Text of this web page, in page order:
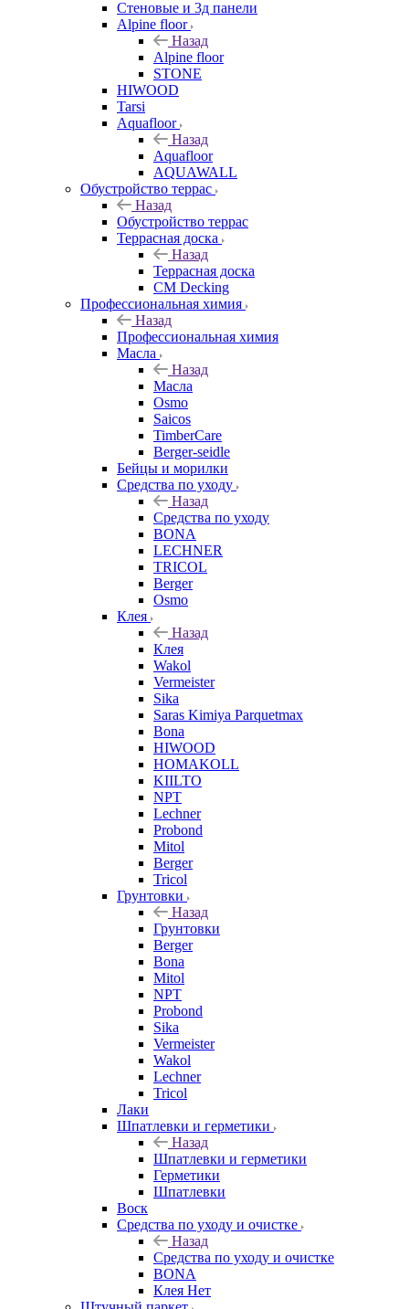
Стеновые и 3д панели
Alpine floor
Назад
Alpine floor
STONE
HIWOOD
Tarsi
Aquafloor
Назад
Aquafloor
AQUAWALL
Обустройство террас
Назад
Обустройство террас
Террасная доска
Назад
Террасная доска
CM Decking
Профессиональная химия
Назад
Профессиональная химия
Масла
Назад
Масла
Osmo
Saicos
TimberCare
Berger-seidle
Бейцы и морилки
Средства по уходу
Назад
Средства по уходу
BONA
LECHNER
TRICOL
Berger
Osmo
Клея
Назад
Клея
Wakol
Vermeister
Sika
Saras Kimiya Parquetmax
Bona
HIWOOD
HOMAKOLL
KIILTO
NPT
Lechner
Probond
Mitol
Berger
Tricol
Грунтовки
Назад
Грунтовки
Berger
Bona
Mitol
NPT
Probond
Sika
Vermeister
Wakol
Lechner
Tricol
Лаки
Шпатлевки и герметики
Назад
Шпатлевки и герметики
Герметики
Шпатлевки
Воск
Средства по уходу и очистке
Назад
Средства по уходу и очистке
BONA
Клея Нет